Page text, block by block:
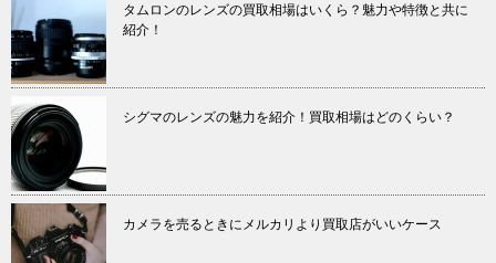
タムロンのレンズの買取相場はいくら？魅力や特徴と共に
紹介！
シグマのレンズの魅力を紹介！買取相場はどのくらい？
カメラを売るときにメルカリより買取店がいいケース